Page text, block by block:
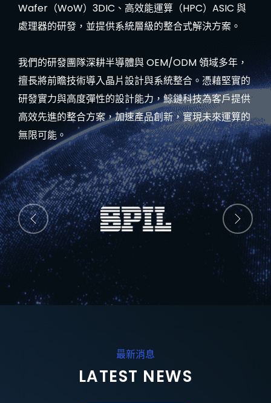
Wafer（WoW）3DIC、高效能運算（HPC）ASIC 與
處理器的研發，並提供系統層級的整合式解決方案。
我們的研發團隊深耕半導體與 OEM/ODM 領域多年，
擅長將前瞻技術導入晶片設計與系統整合。憑藉堅實的
研發實力與高度彈性的設計能力，鯨鏈科技為客戶提供
高效先進的整合方案，加速產品創新，實現未來運算的
無限可能。
最新消息
LATEST NEWS